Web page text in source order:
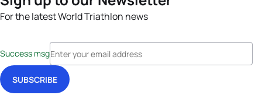
For the latest World Triathlon news
Success msg